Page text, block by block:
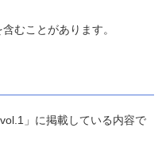
むことがあります。
」に掲載している内容で